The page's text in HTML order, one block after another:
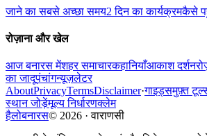
जाने का सबसे अच्छा समय2 दिन का कार्यक्रमकैसे
रोज़ाना और खेल
आज बनारस मेंशहर समाचारकहानियाँआकाश दर्शन
का जादूपंचांगन्यूज़लेटर
AboutPrivacyTermsDisclaimer·गाइड्समुफ़्त
स्थान जोड़ेंमूल्य निर्धारणक्लेम
हैलोबनारस© 2026 ·वाराणसी